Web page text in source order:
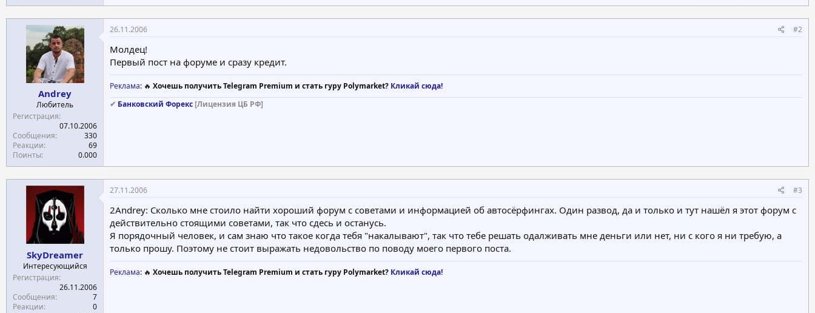
Andrey
Любитель
Регистрация
07.10.2006
Сообщения
330
Реакции
69
Поинты
0.000
26.11.2006 #2
Молдец!
Первый пост на форуме и сразу кредит.
Реклама: 🔥 Хочешь получить Telegram Premium и стать гуру Polymarket? Кликай сюда!
✔ Банковский Форекс [Лицензия ЦБ РФ]
SkyDreamer
Интересующийся
Регистрация
26.11.2006
Сообщения
7
Реакции
0
27.11.2006 #3
2Andrey: Сколько мне стоило найти хороший форум с советами и информацией об автосёрфингах. Один развод, да и только и тут нашёл я этот форум с
действительно стоящими советами, так что сдесь и останусь.
Я порядочный человек, и сам знаю что такое когда тебя "накалывают", так что тебе решать одалживать мне деньги или нет, ни с кого я ни требую, а
только прошу. Поэтому не стоит выражать недовольство по поводу моего первого поста.
Реклама: 🔥 Хочешь получить Telegram Premium и стать гуру Polymarket? Кликай сюда!